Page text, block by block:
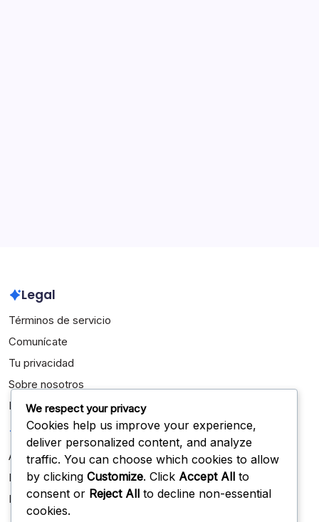
Legal
Términos de servicio
Comunícate
Tu privacidad
Sobre nosotros
Política de cookies
Categorías
Aspectos destacados de la carrera
Biografías de Jugadores
Logros Internacionales
We respect your privacy
Cookies help us improve your experience,
deliver personalized content, and analyze
traffic. You can choose which cookies to allow
by clicking Customize. Click Accept All to
consent or Reject All to decline non-essential
cookies.